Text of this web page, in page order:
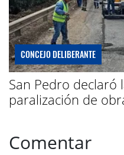
CONCEJO DELIBERANTE
San Pedro declaró
paralización de
Comentar